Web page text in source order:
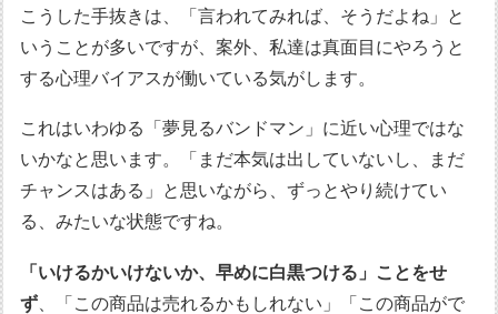
こうした手抜きは、「言われてみれば、そうだよね」と
いうことが多いですが、案外、私達は真面目にやろうと
する心理バイアスが働いている気がします。
これはいわゆる「夢見るバンドマン」に近い心理ではな
いかなと思います。「まだ本気は出していないし、まだ
チャンスはある」と思いながら、ずっとやり続けてい
る、みたいな状態ですね。
「いけるかいけないか、早めに白黒つける」ことをせ
ず 、「この商品は売れるかもしれない」「この商品がで